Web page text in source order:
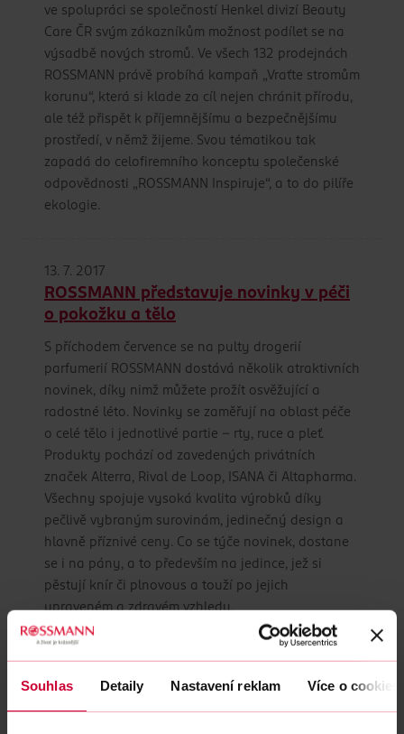
Souhlas Detaily Nastavení reklam Více o cookies
ve spolupráci se společností Henkel divizí Beauty
Care ČR svým zákazníkům možnost podílet se na
výsadbě nových stromů. Ve všech 132 prodejnách
ROSSMANN právě probíhá kampaň „Vraťte stromům
korunu“, která si klade za cíl nejen chránit přírodu,
ale též přispět k příjemnějšímu a bezpečnějšímu
prostředí, v němž žijeme. Svou tématikou tak
zapadá do celofiremního konceptu společenské
odpovědnosti „ROSSMANN Inspiruje“, a to do pilíře
ekologie.
13. 7. 2017
ROSSMANN představuje novinky v péči
o pokožku a tělo
S příchodem července se na pulty drogerií
parfumerií ROSSMANN dostává několik atraktivních
novinek, díky nimž můžete prožít osvěžující a
radostné léto. Novinky se zaměřují na oblast péče
o celé tělo i jednotlivé partie – rty, ruce a pleť.
Produkty pochází od zavedených privátních
značek Alterra, Rival de Loop, ISANA či Altapharma.
Všechny spojuje vysoká kvalita výrobků díky
pečlivě vybraným surovinám, jedinečný design a
hlavně příznivé ceny. Co se týče novinek, dostane
se i na pány, a to především na jedince, jež si
pěstují knír či plnovous a touží po jejich
upraveném a zdravém vzhledu.
Nová prodejna v Přerově nabídne širší
sortiment